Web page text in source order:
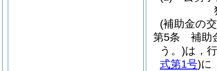
(補助金の
第5条
補助
う。)は，
式第1号)に